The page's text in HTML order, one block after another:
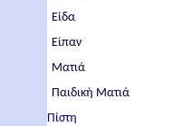
Είδα
Είπαν
Ματιά
Παιδική Ματιά
Πίστη